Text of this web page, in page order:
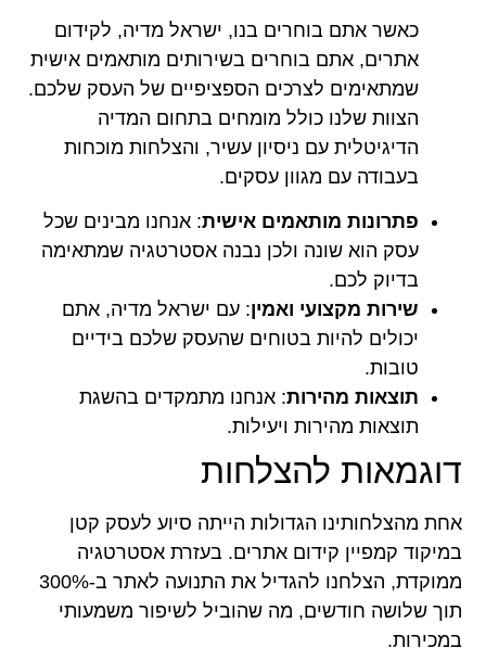
כאשר אתם בוחרים בנו, ישראל מדיה, לקידום
אתרים, אתם בוחרים בשירותים מותאמים אישית
שמתאימים לצרכים הספציפיים של העסק שלכם.
הצוות שלנו כולל מומחים בתחום המדיה
הדיגיטלית עם ניסיון עשיר, והצלחות מוכחות
בעבודה עם מגוון עסקים.
פתרונות מותאמים אישית: אנחנו מבינים שכל
עסק הוא שונה ולכן נבנה אסטרטגיה שמתאימה
בדיוק לכם.
שירות מקצועי ואמין: עם ישראל מדיה, אתם
יכולים להיות בטוחים שהעסק שלכם בידיים
טובות.
תוצאות מהירות: אנחנו מתמקדים בהשגת
תוצאות מהירות ויעילות.
דוגמאות להצלחות
אחת מהצלחותינו הגדולות הייתה סיוע לעסק קטן
במיקוד קמפיין קידום אתרים. בעזרת אסטרטגיה
ממוקדת, הצלחנו להגדיל את התנועה לאתר ב-300%
תוך שלושה חודשים, מה שהוביל לשיפור משמעותי
במכירות.